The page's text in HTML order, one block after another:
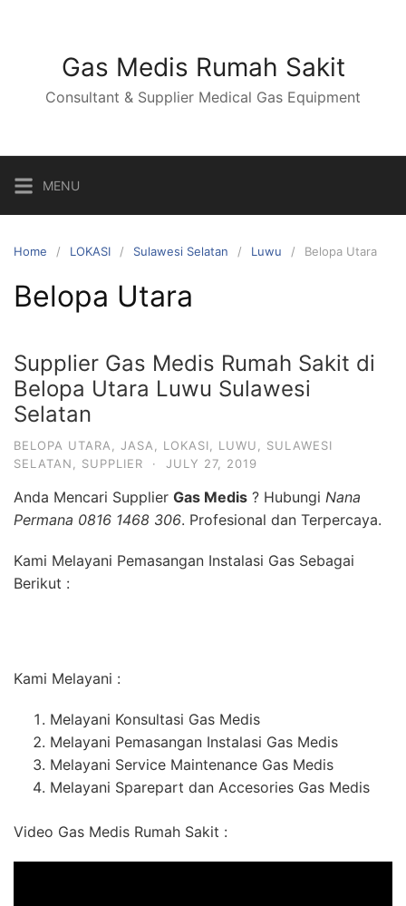
Gas Medis Rumah Sakit
Consultant & Supplier Medical Gas Equipment
MENU
Home LOKASI Sulawesi Selatan Luwu Belopa Utara
Belopa Utara
Supplier Gas Medis Rumah Sakit di
Belopa Utara Luwu Sulawesi
Selatan
BELOPA UTARA JASA LOKASI LUWU
SULAWESI
SELATAN
SUPPLIER · JULY 27, 2019
Anda Mencari Supplier Gas Medis ? Hubungi Nana
Permana 0816 1468 306. Profesional dan Terpercaya.
Kami Melayani Pemasangan Instalasi Gas Sebagai
Berikut :
Kami Melayani :
Melayani Konsultasi Gas Medis
Melayani Pemasangan Instalasi Gas Medis
Melayani Service Maintenance Gas Medis
Melayani Sparepart dan Accesories Gas Medis
Video Gas Medis Rumah Sakit :